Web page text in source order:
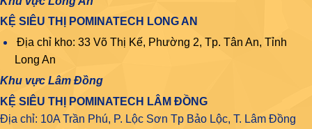
KỆ SIÊU THỊ POMINATECH LONG AN
Địa chỉ kho: 33 Võ Thị Kế, Phường 2, Tp. Tân An, Tỉnh
Long An
Khu vực Lâm Đồng
KỆ SIÊU THỊ POMINATECH LÂM ĐỒNG
Địa chỉ: 10A Trần Phú, P. Lộc Sơn Tp Bảo Lộc, T. Lâm Đồng